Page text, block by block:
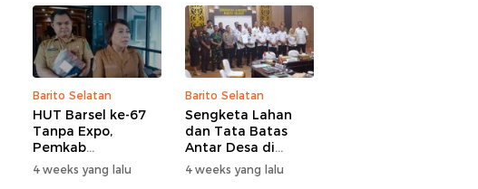
Barito Selatan
HUT Barsel ke-67
Tanpa Expo,
Pemkab
Prioritaskan UMKM
dan Bantuan Sosial
4 weeks yang lalu
Barito Selatan
Sengketa Lahan
dan Tata Batas
Antar Desa di
Barsel Jadi
Perhatian Serius
4 weeks yang lalu